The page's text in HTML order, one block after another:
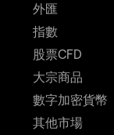
外匯
指數
股票CFD
大宗商品
數字加密貨幣
其他市場